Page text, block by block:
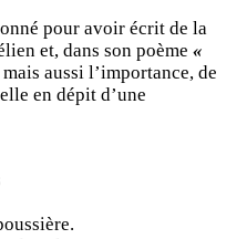
pour avoir écrit de la
et, dans son poème «
aussi l’importance, de
en dépit d’une